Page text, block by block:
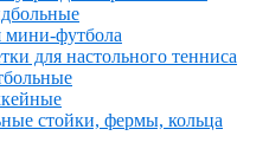
мини-футбола
для настольного тенниса
стойки, фермы, кольца